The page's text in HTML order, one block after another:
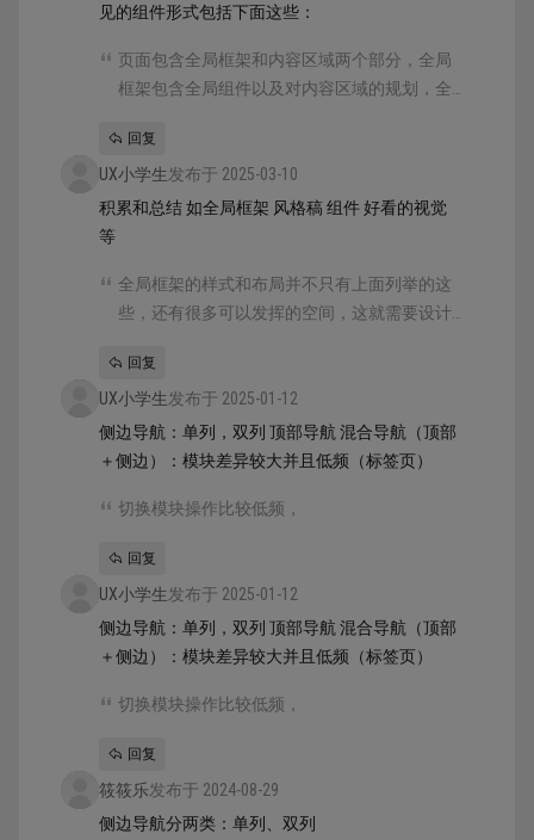
见的组件形式包括下面这些：
页面包含全局框架和内容区域两个部分，全局
框架包含全局组件以及对内容区域的规划，全
件。常见的组件形式包括下面这些：
回复
UX小学生发布于 2025-03-10
积累和总结 如全局框架 风格稿 组件 好看的视觉
等
全局框架的样式和布局并不只有上面列举的这
些，还有很多可以发挥的空间，这就需要设计
己的真实项目中。 建议在看到优秀的案例时，
将它们截图并移除内容只保留全局框架，收集
到对应的灵感画板中，可以更好的分析全局框
架的做法。
回复
UX小学生发布于 2025-01-12
侧边导航：单列，双列 顶部导航 混合导航（顶部
＋侧边）：模块差异较大并且低频（标签页）
切换模块操作比较低频，
回复
UX小学生发布于 2025-01-12
侧边导航：单列，双列 顶部导航 混合导航（顶部
＋侧边）：模块差异较大并且低频（标签页）
切换模块操作比较低频，
回复
筱筱乐发布于 2024-08-29
侧边导航分两类：单列、双列